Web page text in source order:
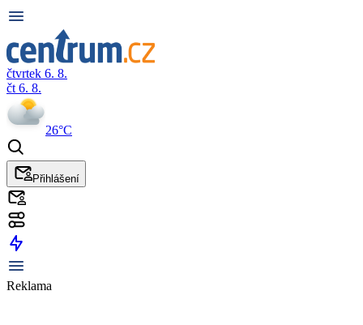
čtvrtek 6. 8.
čt 6. 8.
26°C
Přihlášení
Reklama